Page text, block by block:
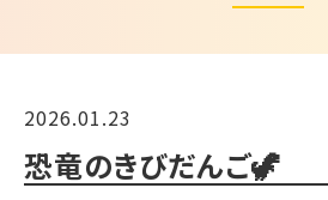
2026.01.23
恐竜のきびだんご🦖